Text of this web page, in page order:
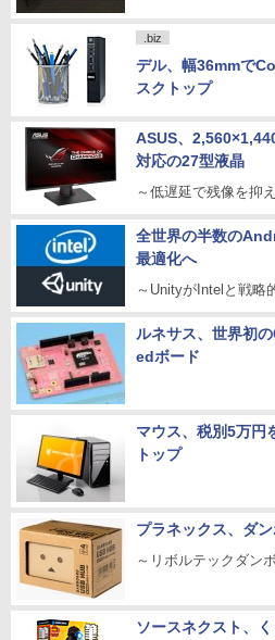
.biz
デル、幅36mmで
スクトップ
ASUS、
対応の27型液晶
～低遅延で残像を抑
全世界の半数の
最適化へ
～UnityがIntelと戦略
ルネサス、世界初
edボード
マウス、税別5万円
トップ
プラネックス、ダ
～リボルテックダン
ソースネクスト、